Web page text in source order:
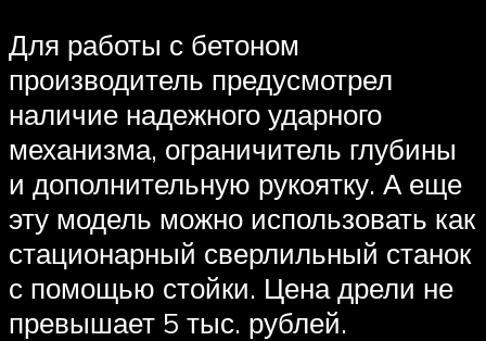
Для работы с бетоном
производитель предусмотрел
наличие надежного ударного
механизма, ограничитель глубины
и дополнительную рукоятку. А еще
эту модель можно использовать как
стационарный сверлильный станок
с помощью стойки. Цена дрели не
превышает 5 тыс. рублей.